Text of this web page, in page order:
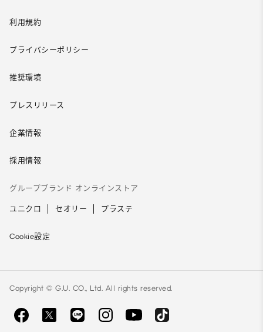
利用規約
プライバシーポリシー
推奨環境
プレスリリース
企業情報
採用情報
グループブランド オンラインストア
ユニクロ セオリー プラステ
Cookie設定
Copyright © G.U. CO., Ltd. All rights reserved.